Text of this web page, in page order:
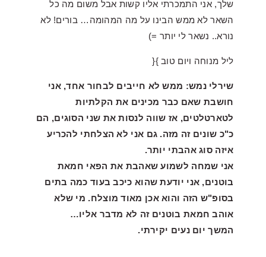
שלך, אני התמכרתי אליו קשות אבל משום מה כל
השאר לא ממש הבינו על מה המהומה… בורים! לא
נורא.. נשאר לי יותר =)
ליל מנוחה ויום טוב }{
שירלי נמש: ממש לא חייבים לבחור אחד, אני
חושבת שאם כבר מכינים את הקלתיות
לטארטלטים, אז שווה לנסות את שני הסוגים, הם
כ"כ שונים זה מזה. גם אני לא הצלחתי להכריע
איזה סוג אהבתי יותר.
אני שמחה לשמוע שאהבת את הפאי חמאת
בוטנים, אני יודעת שהוא כיכב בעוד כמה בתים
בסופ"ש הזה והוא אכן מאוד מוצלח. מי שלא
אוהב חמאת בוטנים זה לא מדבר אליו…
המשך יום נעים יקירתי.